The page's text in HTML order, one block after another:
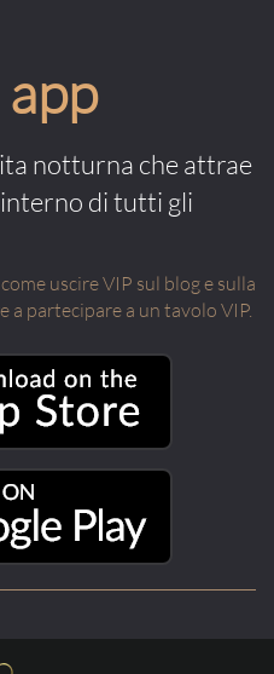
notturna che attrae
di tutti gli
uscire VIP sul blog e sulla
partecipare a un tavolo VIP.